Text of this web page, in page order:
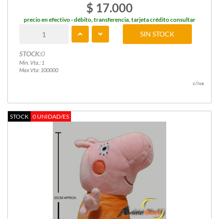
$ 17.000
precio en efectivo - débito, transferencia, tarjeta crédito consultar
STOCK:0
Min. Vta.: 1
Max Vta: 100000
SIN STOCK
c/iva
STOCK 0 UNIDAD/ES